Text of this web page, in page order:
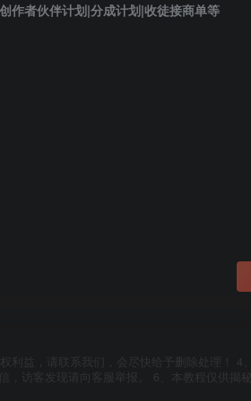
作者伙伴计划|分成计划|收徒接商单等
益，请联系我们，会尽快给予删除处理！ 4
访客发现请向客服举报。 6、本教程仅供揭